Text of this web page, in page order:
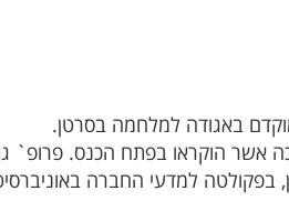
מוקדם באגודה למלחמה בסרטן.
אשר הוקראו בפתח הכנס. פרופ`
בפקולטה למדעי החברה